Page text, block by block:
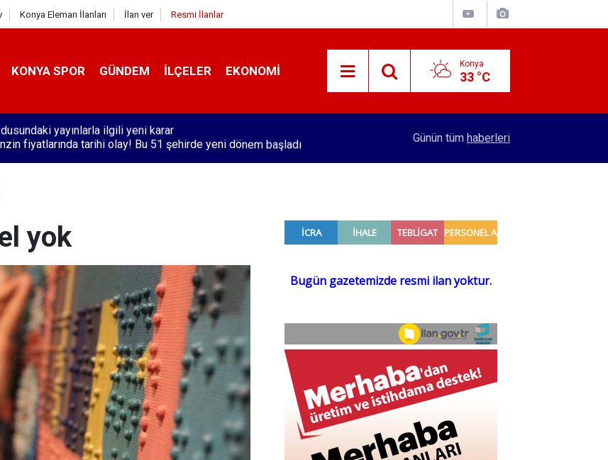
Konya Eleman İlanları İlan ver Resmi İlanlar
KONYA SPOR GÜNDEM İLÇELER EKONOMI Konya
33 °C
fiyatlarında tarihi olay! Bu 51 şehirde yeni dönem başladı Konya'dan 4 şehre hızlı tren hattı yapılacak!
Günün tüm haberleri
yok